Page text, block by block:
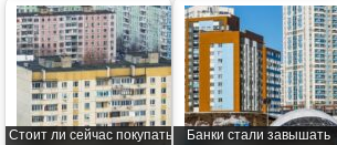
Стоит ли сейчас покупать
Банки стали завышать